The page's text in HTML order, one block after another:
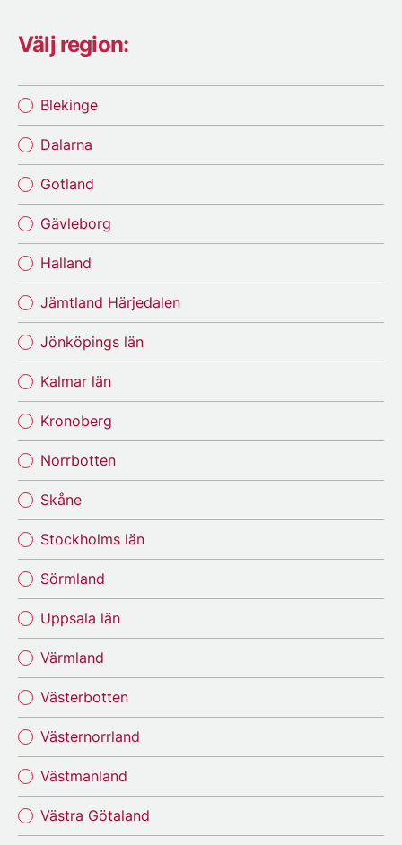
Välj region:
Blekinge
Dalarna
Gotland
Gävleborg
Halland
Jämtland Härjedalen
Jönköpings län
Kalmar län
Kronoberg
Norrbotten
Skåne
Stockholms län
Sörmland
Uppsala län
Värmland
Västerbotten
Västernorrland
Västmanland
Västra Götaland